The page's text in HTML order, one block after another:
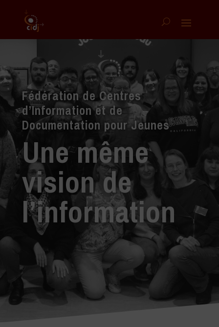
Fédération de Centres
d’Information et de
Documentation pourJeunes
Une même
vision de
l’information